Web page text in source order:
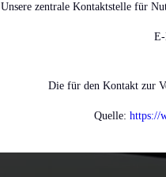
Unsere zentrale Kontaktstelle für
Die für den Kontakt zur
Quelle: https://